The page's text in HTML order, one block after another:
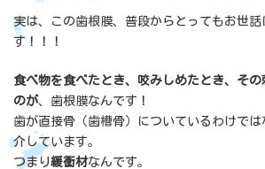
実は、この歯根膜、普段からとってもお世話
す！！！
食べ物を食べたとき、咬みしめたとき、そ
のが、歯根膜なんです！
歯が直接骨（歯槽骨）についているわけで
介しています。
つまり緩衝材なんです。